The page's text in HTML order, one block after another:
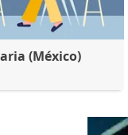
(México)